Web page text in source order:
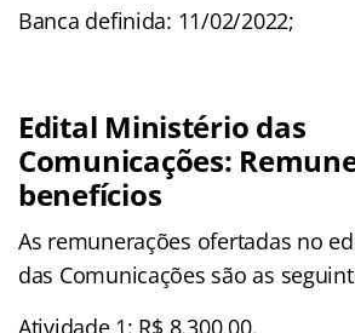
Banca definida: 11/02/2022;
Edital Ministério das
Comunicações:
benefícios
As remunerações ofertadas no
das Comunicações são as
Atividade 1: R$ 8.300,00.